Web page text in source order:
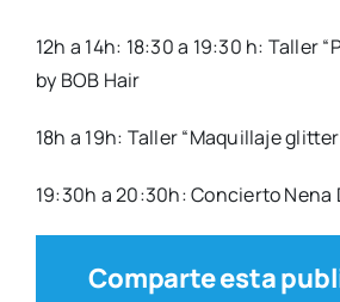
12h a 14h: 18:30 a 19:30 h: Taller
by BOB Hair
18h a 19h: Taller “Maqui­lla­je
19:30h a 20:30h: Con­cier­to Nena
Comparte esta